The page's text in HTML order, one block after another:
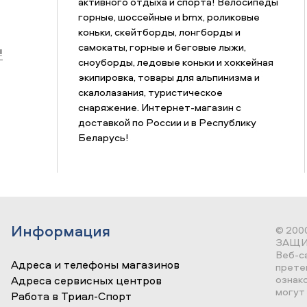
горные, шоссейные и bmx, роликовые
коньки, скейтборды, лонгборды и
самокаты, горные и беговые лыжи,
сноуборды, ледовые коньки и хоккейная
экипировка, товары для альпинизма и
скалолазания, туристическое
снаряжение. Интернет-магазин с
доставкой по России и в Республику
Беларусь!
Информация
Адреса и телефоны магазинов
Адреса сервисных центров
Работа в Триал-Спорт
©
Веб-
могут